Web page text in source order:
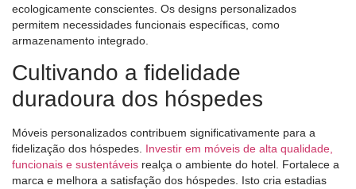
ecologicamente conscientes. Os designs personalizados
permitem necessidades funcionais específicas, como
armazenamento integrado.
Cultivando a fidelidade
duradoura dos hóspedes
Móveis personalizados contribuem significativamente para a
fidelização dos hóspedes. Investir em móveis de alta qualidade,
funcionais e sustentáveis realça o ambiente do hotel. Fortalece a
marca e melhora a satisfação dos hóspedes. Isto cria estadias